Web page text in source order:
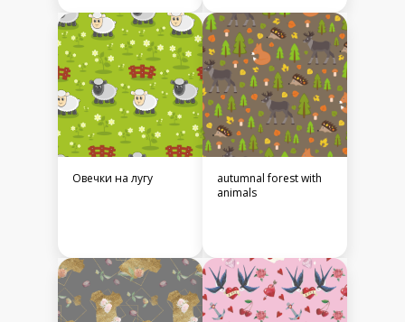
Овечки на лугу
autumnal forest with
animals